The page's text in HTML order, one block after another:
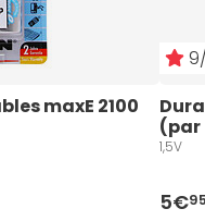
maxE 2100
(par
1,5V
5€